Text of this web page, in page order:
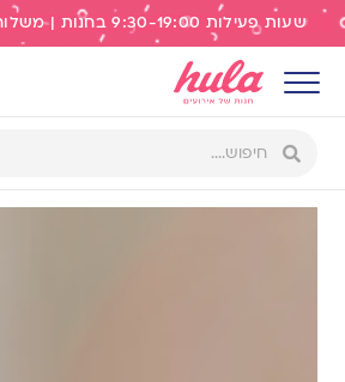
שעות פעילות 9:30-19:00 בחנות | משלוח חינם מעל 299 ש"ח